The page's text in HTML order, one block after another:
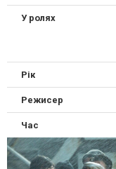
У ролях
Рік
Режисер
Час